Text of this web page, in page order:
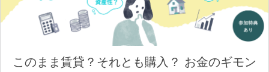
このまま賃貸？それとも購入？ お金のギモン